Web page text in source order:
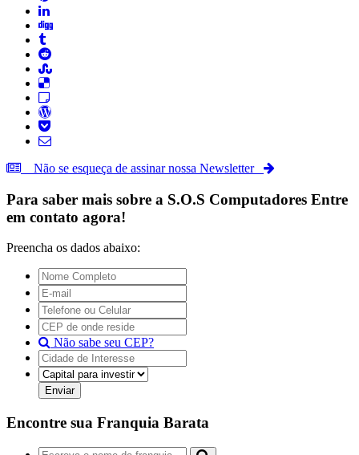
Não se esqueça de assinar nossa Newsletter
Para saber mais sobre a S.O.S Computadores Entre
em contato agora!
Preencha os dados abaixo:
Não sabe seu CEP?
Encontre sua Franquia Barata